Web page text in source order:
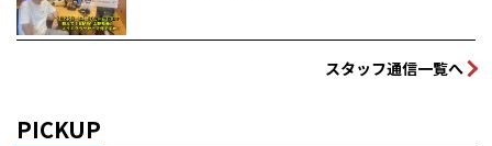
スタッフ通信一覧へ
PICKUP